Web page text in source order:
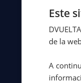
serviciosEste
de la
A